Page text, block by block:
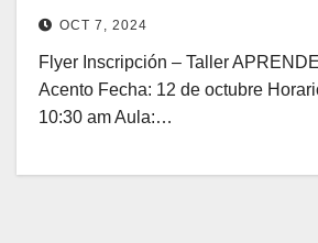
OCT 7, 2024
Flyer Inscripción – Taller
Acento Fecha: 12 de octubre
10:30 am Aula:…